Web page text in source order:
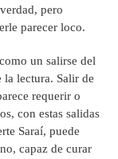
pero
parecer loco.
un salirse del
la lectura. Salir de
requerir o
con estas salidas
Saraí, puede
capaz de curar